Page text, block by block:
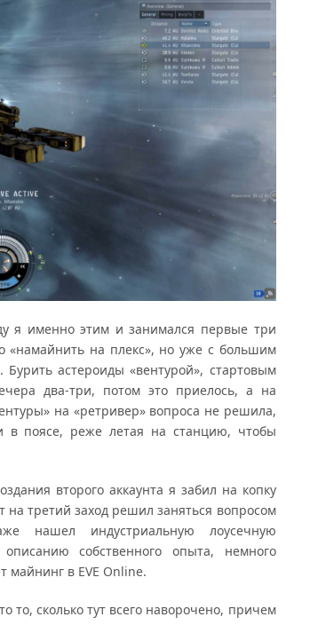
я именно этим и занимался первые три
«намайнить на плекс», но уже с большим
астероиды «вентурой», стартовым
два-три, потом это приелось, а на
на «ретривер» вопроса не решила,
в поясе, реже летая на станцию, чтобы
второго аккаунта я забил на копку
на третий заход решил заняться вопросом
нашел индустриальную лоусечную
собственного опыта, немного
майнинг в EVE Online.
то, сколько тут всего наворочено, причем